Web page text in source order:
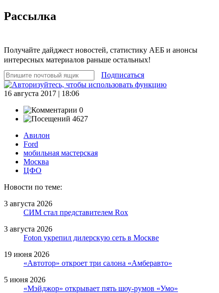
Рассылка
Получайте дайджест новостей, статистику АЕБ и анонсы
интересных материалов раньше остальных!
Подписаться
16 августа 2017 | 18:06
0
4627
Авилон
Ford
мобильная мастерская
Москва
ЦФО
Новости по теме:
3 августа 2026
СИМ стал представителем Rox
3 августа 2026
Foton укрепил дилерскую сеть в Москве
19 июня 2026
«Автотор» откроет три салона «Амберавто»
5 июня 2026
«Мэйджор» открывает пять шоу-румов «Умо»